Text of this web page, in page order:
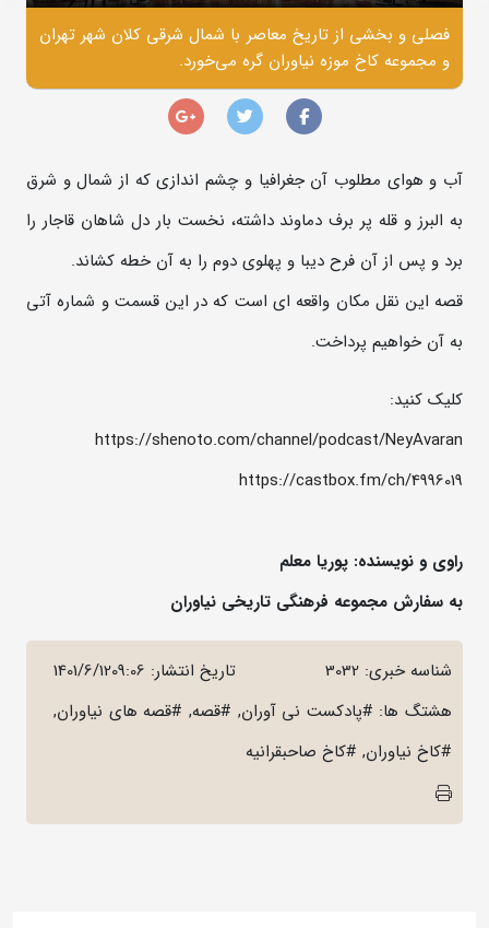
فصلی و بخشی از تاریخ معاصر با شمال شرقی کلان شهر تهران
و مجموعه‌ کاخ موزه‌ نیاوران گره می‌خورد.
آب و هوای مطلوب آن جغرافیا و چشم اندازی که از شمال و شرق
به البرز و قله پر برف دماوند داشته، نخست بار دل شاهان قاجار را
برد و پس از آن فرح دیبا و پهلوی دوم را به آن خطه کشاند.
قصه این نقل مکان واقعه‌ ای است که در این قسمت و شماره‌ آتی
به آن خواهیم پرداخت.
کلیک کنید:
https://shenoto.com/channel/podcast/NeyAvaran
https://castbox.fm/ch/4996019
راوی و نویسنده: پوریا معلم
به سفارش مجموعه فرهنگی تاریخی نیاوران
شناسه خبری: 3032 تاریخ انتشار: 1401/6/1209:06
هشتگ ها: #پادکست نی آوران, #قصه, #قصه های نیاوران,
#کاخ نیاوران, #کاخ صاحبقرانیه